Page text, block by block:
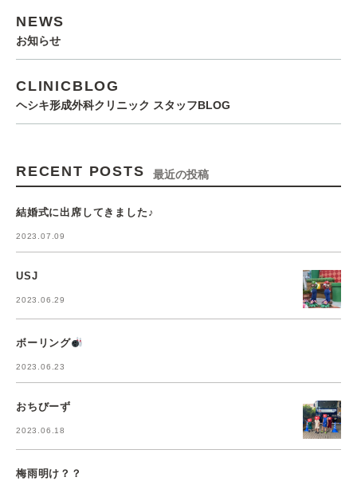
NEWS
お知らせ
CLINICBLOG
ヘシキ形成外科クリニック スタッフBLOG
RECENT POSTS 最近の投稿
結婚式に出席してきました♪
2023.07.09
USJ
2023.06.29
ボーリング
2023.06.23
おちびーず
2023.06.18
梅雨明け？？